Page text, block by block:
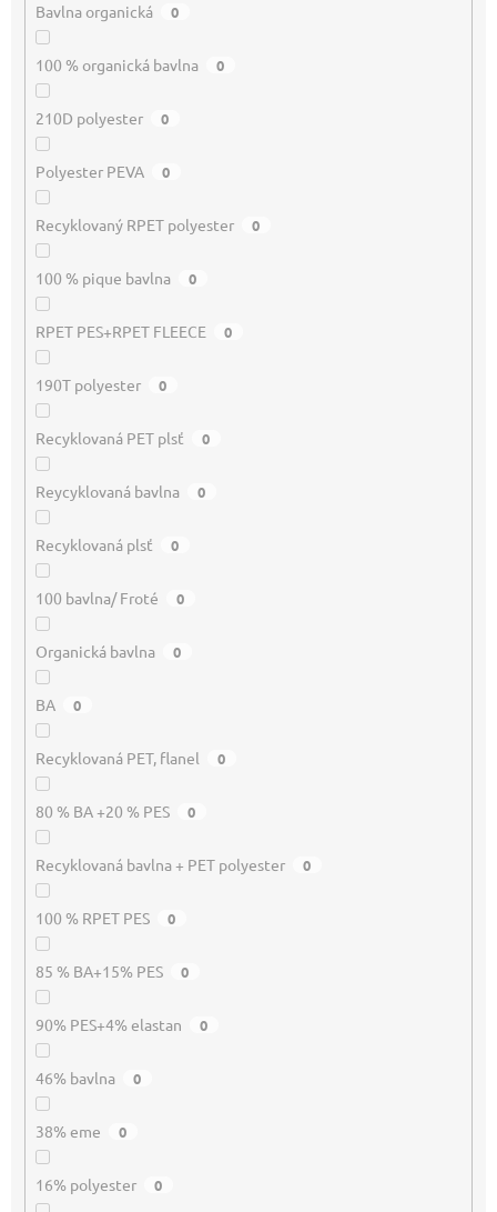
Bavlna organická 0
100 % organická bavlna 0
210D polyester 0
Polyester PEVA 0
Recyklovaný RPET polyester 0
100 % pique bavlna 0
RPET PES+RPET FLEECE 0
190T polyester 0
Recyklovaná PET plsť 0
Reycyklovaná bavlna 0
Recyklovaná plsť 0
100 bavlna/ Froté 0
Organická bavlna 0
BA 0
Recyklovaná PET, flanel 0
80 % BA +20 % PES 0
Recyklovaná bavlna + PET polyester 0
100 % RPET PES 0
85 % BA+15% PES 0
90% PES+4% elastan 0
46% bavlna 0
38% eme 0
16% polyester 0